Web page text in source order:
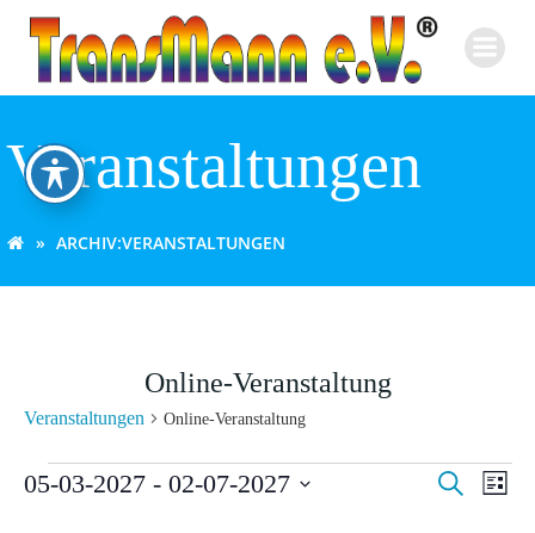
Inhalt
springen
Veranstaltungen
ARCHIV:VERANSTALTUNGEN
Online-Veranstaltung
Veranstaltungen Online-Veranstaltung
Veranstaltungen
V
Suche
V
Liste
05-03-2027 - 02-07-2027